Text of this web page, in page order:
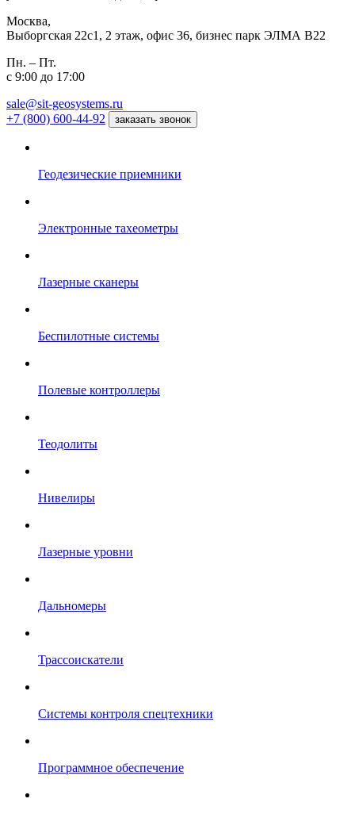
Москва,
Выборгская 22с1, 2 этаж, офис 36, бизнес парк ЭЛМА В22
Пн. – Пт.
с 9:00 до 17:00
sale@sit-geosystems.ru
+7 (800) 600-44-92
заказать звонок
Геодезические приемники
Электронные тахеометры
Лазерные сканеры
Беспилотные системы
Полевые контроллеры
Теодолиты
Нивелиры
Лазерные уровни
Дальномеры
Трассоискатели
Системы контроля спецтехники
Программное обеспечение